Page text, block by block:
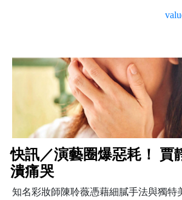
快訊／演藝圈爆惡耗！ 賈
潰痛哭
知名彩妝師陳聆薇憑藉細膩手法與獨特